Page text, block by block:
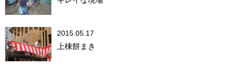
2015.05.17
上棟餅まき